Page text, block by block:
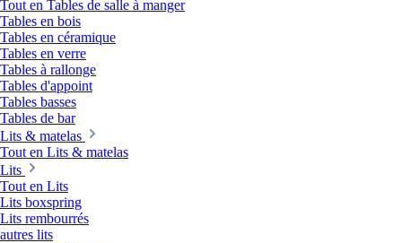
Tout en Tables de salle à manger
Tables en bois
Tables en céramique
Tables en verre
Tables à rallonge
Tables d'appoint
Tables basses
Tables de bar
Lits & matelas
Tout en Lits & matelas
Lits
Tout en Lits
Lits boxspring
Lits rembourrés
autres lits